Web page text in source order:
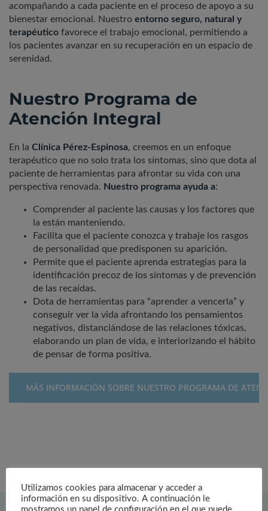
acompañando a cada paciente en el proceso de apoyo a su
bienestar emocional. Nuestro entorno seguro, natural y
terapéutico favorece el trabajo emocional, permitiendo a
los pacientes avanzar en su recuperación en un espacio de
serenidad.
Nuestro Programa de
Atención Integral
En la Clínica Pérez-Espinosa, creemos en un enfoque
terapéutico que no solo trata los síntomas, sino que dota al
paciente de herramientas para afrontar su vida con una
perspectiva renovada. Nuestro programa ayuda a:
Comprender al paciente las causas y los factores que
la están manteniendo.
Facilita que el paciente conozca y trabaje los rasgos
de personalidad que predisponen su aparición.
Permite que el paciente aprenda estrategias para la
identificación precoz de los síntomas y de prevención
de las recaídas.
Dota de herramientas para “aprender a vencerla” y
conseguir ver la vida afrontando los pensamientos
negativos, distanciándose de las relaciones tóxicas,
elaborando un plan de vida, e interiorizando el hábito
de pensar de forma positiva.
MÁS INFORMACIÓN SOBRE NUESTRO PROGRAMA DE
Utilizamos cookies para almacenar y acceder a
información en su dispositivo. A continuación le